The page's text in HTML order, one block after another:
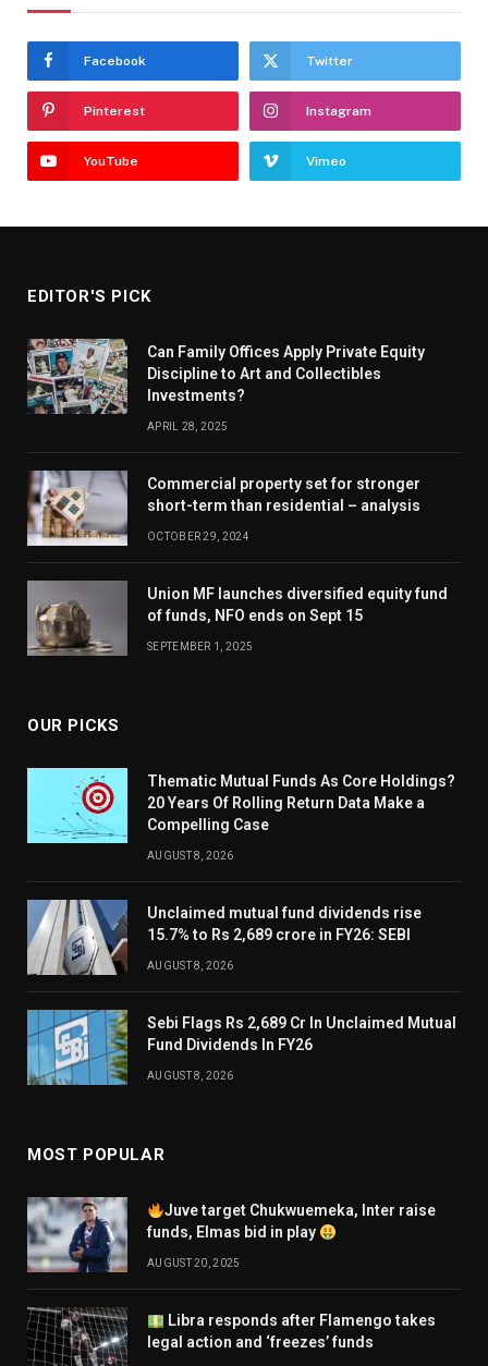
Facebook Twitter
Pinterest Instagram
YouTube Vimeo
EDITOR'S PICK
Can Family Offices Apply Private Equity
Discipline to Art and Collectibles
Investments?
APRIL 28, 2025
Commercial property set for stronger
short-term than residential – analysis
OCTOBER 29, 2024
Union MF launches diversified equity fund
of funds, NFO ends on Sept 15
SEPTEMBER 1, 2025
OUR PICKS
Thematic Mutual Funds As Core Holdings?
20 Years Of Rolling Return Data Make a
Compelling Case
AUGUST 8, 2026
Unclaimed mutual fund dividends rise
15.7% to Rs 2,689 crore in FY26: SEBI
AUGUST 8, 2026
Sebi Flags Rs 2,689 Cr In Unclaimed Mutual
Fund Dividends In FY26
AUGUST 8, 2026
MOST POPULAR
Juve target Chukwuemeka, Inter raise
funds, Elmas bid in play
AUGUST 20, 2025
Libra responds after Flamengo takes
legal action and ‘freezes’ funds